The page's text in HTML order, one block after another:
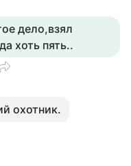
дело,взял
хоть пять..
охотник.